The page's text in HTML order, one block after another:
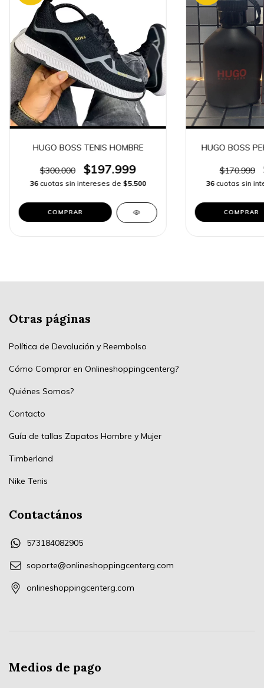
HUGO BOSS TENIS HOMBRE
$300.000 $197.999
36 cuotas sin intereses de $5.500
COMPRAR
HUGO BOSS
$170.999
36 cuotas sin
COMPRAR
Otras páginas
Política de Devolución y Reembolso
Cómo Comprar en Onlineshoppingcenterg?
Quiénes Somos?
Contacto
Guía de tallas Zapatos Hombre y Mujer
Timberland
Nike Tenis
Contactános
573184082905
soporte@onlineshoppingcenterg.com
onlineshoppingcenterg.com
Medios de pago